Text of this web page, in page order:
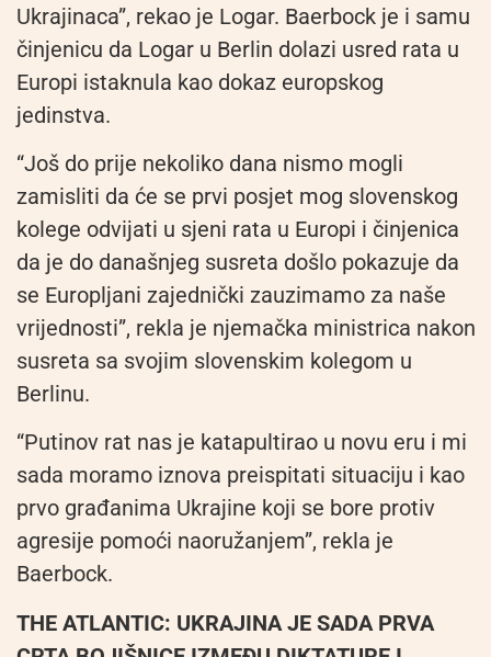
Ukrajinaca”, rekao je Logar. Baerbock je i samu
činjenicu da Logar u Berlin dolazi usred rata u
Europi istaknula kao dokaz europskog
jedinstva.
“Još do prije nekoliko dana nismo mogli
zamisliti da će se prvi posjet mog slovenskog
kolege odvijati u sjeni rata u Europi i činjenica
da je do današnjeg susreta došlo pokazuje da
se Europljani zajednički zauzimamo za naše
vrijednosti”, rekla je njemačka ministrica nakon
susreta sa svojim slovenskim kolegom u
Berlinu.
“Putinov rat nas je katapultirao u novu eru i mi
sada moramo iznova preispitati situaciju i kao
prvo građanima Ukrajine koji se bore protiv
agresije pomoći naoružanjem”, rekla je
Baerbock.
THE ATLANTIC: UKRAJINA JE SADA PRVA